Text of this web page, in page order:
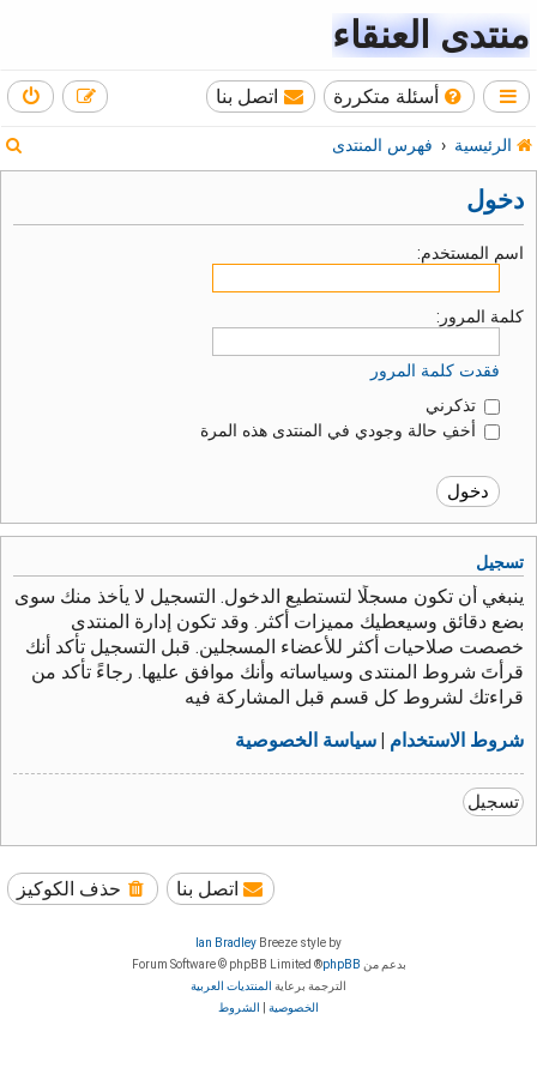
منتدى العنقاء
أسئلة متكررة اتصل بنا
الرئيسية فهرس المنتدى
دخول
اسم المستخدم:
كلمة المرور:
فقدت كلمة المرور
تذكرني
أخفِ حالة وجودي في المنتدى هذه المرة
تسجيل
ينبغي أن تكون مسجلًا لتستطيع الدخول. التسجيل لا يأخذ منك سوى
بضع دقائق وسيعطيك مميزات أكثر. وقد تكون إدارة المنتدى
خصصت صلاحيات أكثر للأعضاء المسجلين. قبل التسجيل تأكد أنك
قرأتَ شروط المنتدى وسياساته وأنك موافق عليها. رجاءً تأكد من
قراءتك لشروط كل قسم قبل المشاركة فيه
شروط الاستخدام سياسة الخصوصية
تسجيل
حذف الكوكيز اتصل بنا
Breeze style by
Ian Bradley
بدعم من phpBB
® Forum Software © phpBB Limited
الترجمة برعاية المنتديات العربية
الخصوصية
الشروط